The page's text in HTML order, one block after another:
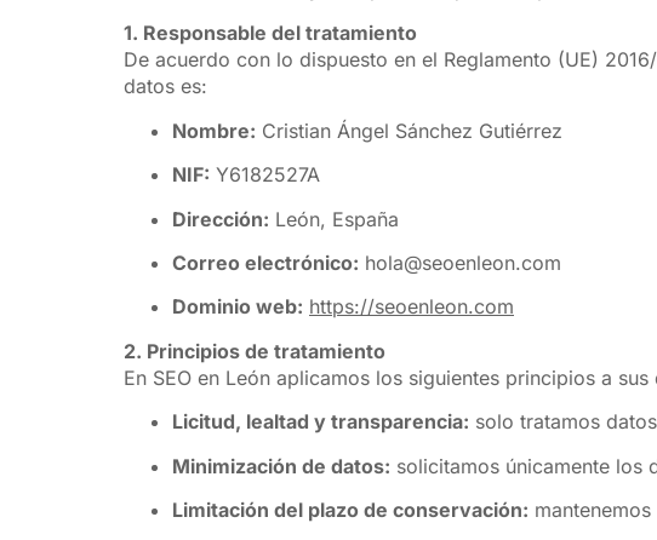
1. Responsable del tratamiento
De acuerdo con lo dispuesto en el Reglamento (UE)
datos es:
Nombre: Cristian Ángel Sánchez Gutiérrez
NIF: Y6182527A
Dirección: León, España
Correo electrónico: hola@seoenleon.com
Dominio web: https://seoenleon.com
2. Principios de tratamiento
En SEO en León aplicamos los siguientes principios a
Licitud, lealtad y transparencia: solo tratamos
Minimización de datos: solicitamos únicamente los
Limitación del plazo de conservación: